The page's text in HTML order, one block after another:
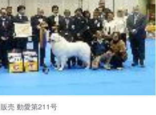
販売 動愛第211号